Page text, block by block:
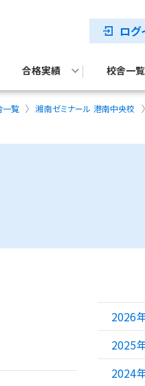
ログ
合格実績 校舎一覧
一覧 湘南ゼミナール 港南中央校
2026
2025
2024